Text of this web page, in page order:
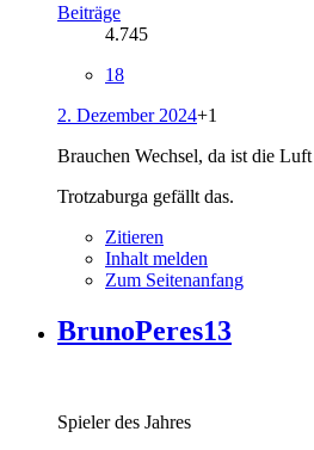
Beiträge
4.745
18
2. Dezember 2024+1
Brauchen Wechsel, da ist die Luft
Trotzaburga gefällt das.
Zitieren
Inhalt melden
Zum Seitenanfang
BrunoPeres13
Spieler des Jahres